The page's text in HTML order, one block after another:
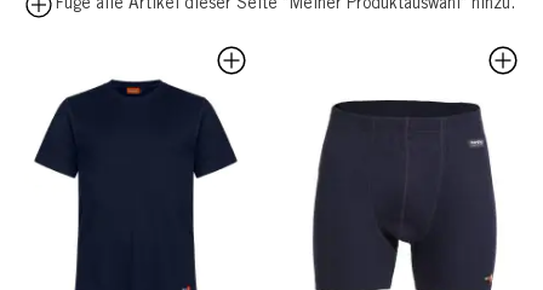
Füge alle Artikel dieser Seite "Meiner Produktauswahl" hinzu.